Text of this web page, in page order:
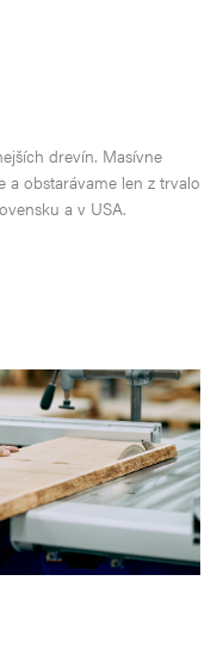
drevín. Masívne
obstarávame len z trvalo
a v USA.